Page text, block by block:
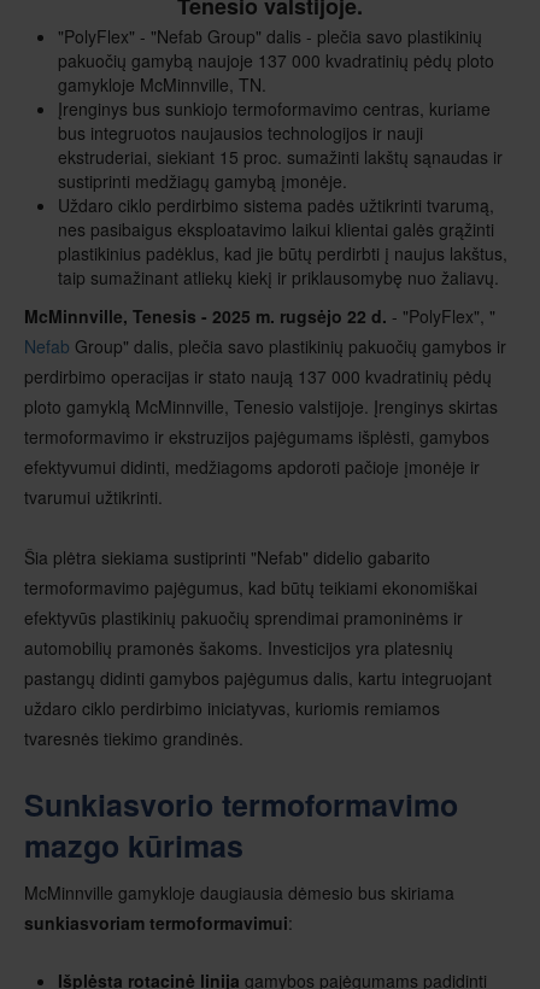
"PolyFlex" - "Nefab Group" dalis - plečia savo plastikinių
pakuočių gamybą naujoje 137 000 kvadratinių pėdų ploto
gamykloje McMinnville, TN.
Įrenginys bus sunkiojo termoformavimo centras, kuriame
bus integruotos naujausios technologijos ir nauji
ekstruderiai, siekiant 15 proc. sumažinti lakštų sąnaudas ir
sustiprinti medžiagų gamybą įmonėje.
Uždaro ciklo perdirbimo sistema padės užtikrinti tvarumą,
nes pasibaigus eksploatavimo laikui klientai galės grąžinti
plastikinius padėklus, kad jie būtų perdirbti į naujus lakštus,
taip sumažinant atliekų kiekį ir priklausomybę nuo žaliavų.
McMinnville, Tenesis - 2025 m. rugsėjo 22 d. - "PolyFlex", "
Nefab Group" dalis, plečia savo plastikinių pakuočių gamybos ir
perdirbimo operacijas ir stato naują 137 000 kvadratinių pėdų
ploto gamyklą McMinnville, Tenesio valstijoje. Įrenginys skirtas
termoformavimo ir ekstruzijos pajėgumams išplėsti, gamybos
efektyvumui didinti, medžiagoms apdoroti pačioje įmonėje ir
tvarumui užtikrinti.
Šia plėtra siekiama sustiprinti "Nefab" didelio gabarito
termoformavimo pajėgumus, kad būtų teikiami ekonomiškai
efektyvūs plastikinių pakuočių sprendimai pramoninėms ir
automobilių pramonės šakoms. Investicijos yra platesnių
pastangų didinti gamybos pajėgumus dalis, kartu integruojant
uždaro ciklo perdirbimo iniciatyvas, kuriomis remiamos
tvaresnės tiekimo grandinės.
Sunkiasvorio termoformavimo
mazgo kūrimas
McMinnville gamykloje daugiausia dėmesio bus skiriama
sunkiasvoriam termoformavimui:
Išplėsta rotacinė linija gamybos pajėgumams padidinti